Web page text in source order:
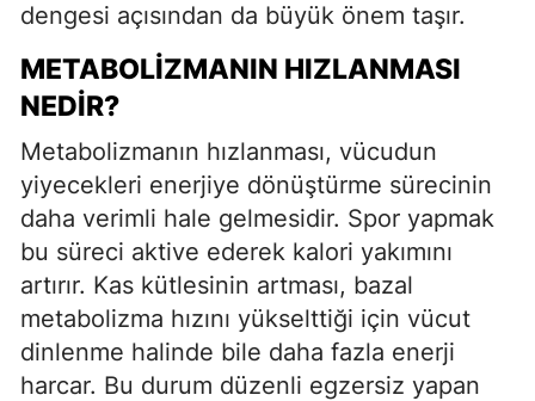
dengesi açısından da büyük önem taşır.
METABOLIZMANIN HIZLANMASI
NEDIR?
Metabolizmanın hızlanması, vücudun
yiyecekleri enerjiye dönüştürme sürecinin
daha verimli hale gelmesidir. Spor yapmak
bu süreci aktive ederek kalori yakımını
artırır. Kas kütlesinin artması, bazal
metabolizma hızını yükselttiği için vücut
dinlenme halinde bile daha fazla enerji
harcar. Bu durum düzenli egzersiz yapan